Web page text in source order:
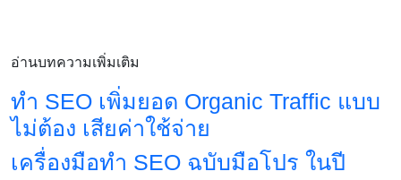
อ่านบทความเพิ่มเติม
ทำ SEO เพิ่มยอด Organic Traffic แบบ
ไม่ต้อง เสียค่าใช้จ่าย
เครื่องมือทำ SEO ฉบับมือโปร ในปี